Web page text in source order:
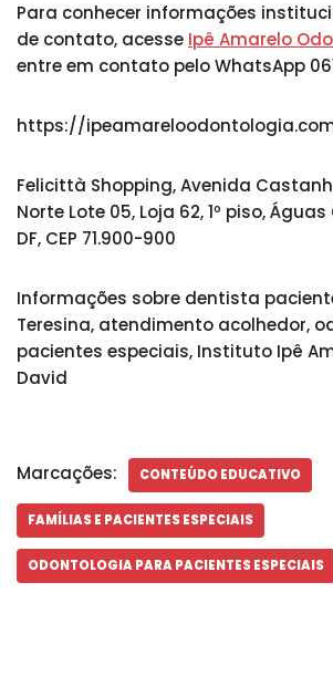
Para conhecer informações
de contato, acesse Ipê Amarelo
entre em contato pelo WhatsApp
https://
Felicittà Shopping, Avenida
Norte Lote 05, Loja 62, 1º piso,
DF, CEP 71.900-900
Informações sobre dentista
Teresina, atendimento acolhedor,
pacientes especiais, Instituto Ipê
David
Marcações: CONTEÚDO EDUCATIVO
FAMÍLIAS E PACIENTES ESPECIAIS
ODONTOLOGIA PARA PACIENTES ESPECIAIS